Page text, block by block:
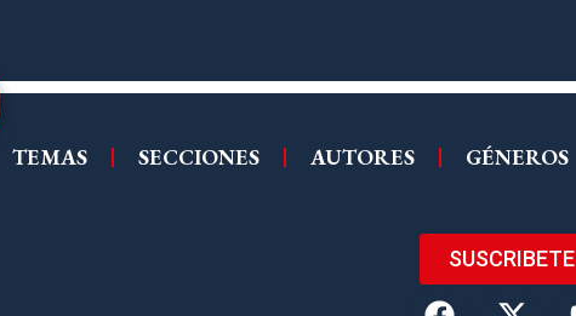
TEMAS SECCIONES AUTORES GÉNEROS
SUSCRIBETE